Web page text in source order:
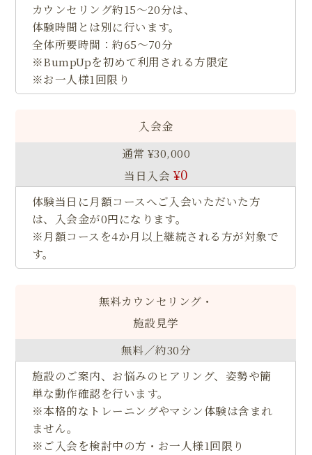
カウンセリング約15〜20分は、
体験時間とは別に行います。
全体所要時間：約65〜70分
※BumpUpを初めて利用される方限定
※お一人様1回限り
入会金
通常 ¥30,000
当日入会¥0
体験当日に月額コースへご入会いただいた方
は、入会金が0円になります。
※月額コースを4か月以上継続される方が対象で
す。
無料カウンセリング・
施設見学
無料／約30分
施設のご案内、お悩みのヒアリング、姿勢や簡
単な動作確認を行います。
※本格的なトレーニングやマシン体験は含まれ
ません。
※ご入会を検討中の方・お一人様1回限り